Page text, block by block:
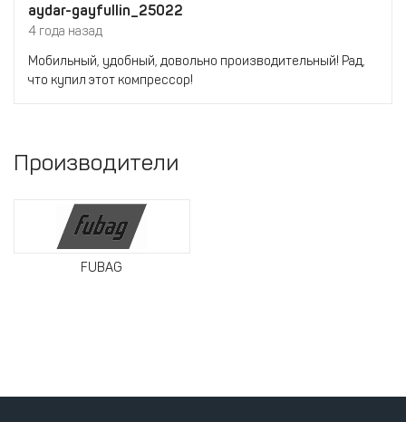
aydar-gayfullin_25022
4 года назад
Мобильный, удобный, довольно производительный! Рад,
что купил этот компрессор!
Производители
FUBAG